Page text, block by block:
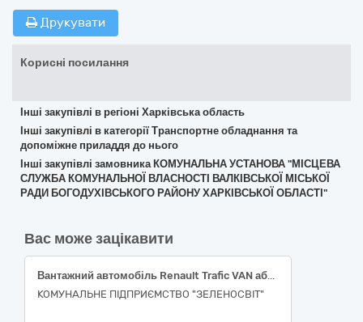
Друкувати
Корисні посилання
Інші закупівлі в регіоні Харківська область
Інші закупівлі в категорії Транспортне обладнання та
допоміжне приладдя до нього
Інші закупівлі замовника КОМУНАЛЬНА УСТАНОВА "МІСЦЕВА
СЛУЖБА КОМУНАЛЬНОЇ ВЛАСНОСТІ ВАЛКІВСЬКОЇ МІСЬКОЇ
РАДИ БОГОДУХІВСЬКОГО РАЙОНУ ХАРКІВСЬКОЇ ОБЛАСТІ"
Вас може зацікавити
Вантажний автомобіль Renault Trafic VAN або еквівалент
КОМУНАЛЬНЕ ПІДПРИЄМСТВО "ЗЕЛЕНОСВІТ"